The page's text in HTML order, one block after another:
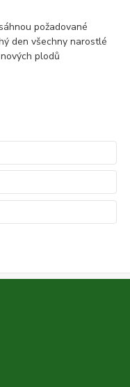
požadované
den všechny narostlé
plodů